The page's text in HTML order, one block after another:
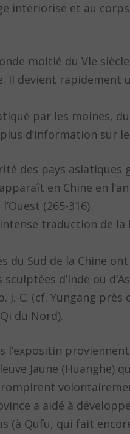
intériorisé et au
moitié du VIe
Il devient
par les moines,
d’information sur
des pays
en Chine en
(265-316).
traduction de
du Sud de la Chine
d’Inde ou
J.-C. (cf. Yungang
du Nord).
l’expositin
Jaune (Huanghe)
a aidé à
(à Qufu, qui fait